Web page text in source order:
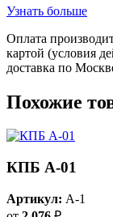
Узнать больше
Оплата
картой (условия
доставка по
Похожие
КПБ A-01
Артикул: A-1